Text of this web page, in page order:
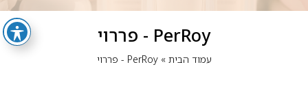
PerRoy - פררוי
עמוד הבית» PerRoy - פררוי